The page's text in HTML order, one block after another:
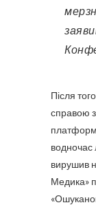
Після
справою
водночас
вирушив
Медика»